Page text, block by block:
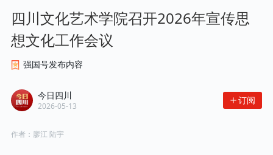
四川文化艺术学院召开2026年宣传思
想文化工作会议
强国号发布内容
今日四川
2026-05-13
订阅
作者： 廖江 陆宇